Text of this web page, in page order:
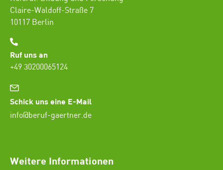
Claire-Waldoff-Straße 7
10117 Berlin
Ruf uns an
+49 30200065124
Schick uns eine E-Mail
info@beruf-gaertner.de
Weitere Informationen